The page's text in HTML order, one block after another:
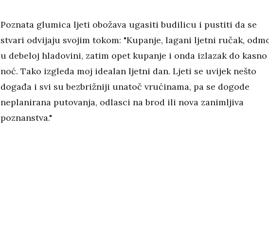
Poznata glumica ljeti obožava ugasiti budilicu i pustiti da se
stvari odvijaju svojim tokom: "Kupanje, lagani ljetni ručak,
u debeloj hladovini, zatim opet kupanje i onda izlazak do
noć. Tako izgleda moj idealan ljetni dan. Ljeti se uvijek nešto
događa i svi su bezbrižniji unatoč vrućinama, pa se dogode
neplanirana putovanja, odlasci na brod ili nova zanimljiva
poznanstva."